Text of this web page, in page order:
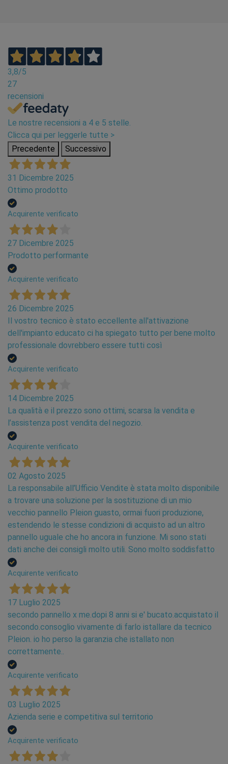
3,8/5
27
recensioni
Le nostre recensioni a 4 e 5 stelle.
Clicca qui per leggerle tutte >
Precedente
Successivo
31 Dicembre 2025
Ottimo prodotto
Acquirente verificato
27 Dicembre 2025
Prodotto performante
Acquirente verificato
26 Dicembre 2025
Il vostro tecnico è stato eccellente all'attivazione
dell'impianto educato ci ha spiegato tutto per bene molto
professionale dovrebbero essere tutti così
Acquirente verificato
14 Dicembre 2025
La qualità e il prezzo sono ottimi, scarsa la vendita e
l’assistenza post vendita del negozio.
Acquirente verificato
02 Agosto 2025
La responsabile all’Ufficio Vendite è stata molto disponibile
a trovare una soluzione per la sostituzione di un mio
vecchio pannello Pleion guasto, ormai fuori produzione,
estendendo le stesse condizioni di acquisto ad un altro
pannello uguale che ho ancora in funzione. Mi sono stati
dati anche dei consigli molto utili. Sono molto soddisfatto
Acquirente verificato
17 Luglio 2025
secondo pannello x me.dopi 8 anni si e' bucato.acquistato il
secondo.consoglio vivamente di farlo istallare da tecnico
Pleion. io ho perso la garanzia che istallato non
correttamente..
Acquirente verificato
03 Luglio 2025
Azienda serie e competitiva sul territorio
Acquirente verificato